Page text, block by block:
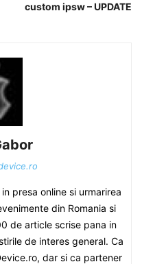
custom ipsw – UPDATE
presa online si urmarirea
din Romania si
de article scrise pana in
de interes general. Ca
dar si ca partener